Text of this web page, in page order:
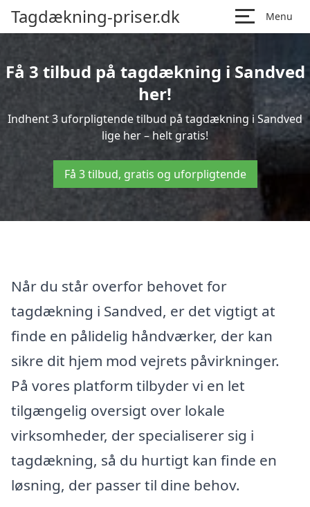
Tagdækning-priser.dk Menu
Få 3 tilbud på tagdækning i Sandved
her!
Indhent 3 uforpligtende tilbud på tagdækning i Sandved
lige her – helt gratis!
Få 3 tilbud, gratis og uforpligtende
Når du står overfor behovet for
tagdækning i Sandved, er det vigtigt at
finde en pålidelig håndværker, der kan
sikre dit hjem mod vejrets påvirkninger.
På vores platform tilbyder vi en let
tilgængelig oversigt over lokale
virksomheder, der specialiserer sig i
tagdækning, så du hurtigt kan finde en
løsning, der passer til dine behov.